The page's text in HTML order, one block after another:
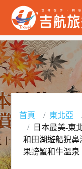
首頁 東北亞
日本最美-東
和田湖遊船猊
果螃蟹和牛溫泉